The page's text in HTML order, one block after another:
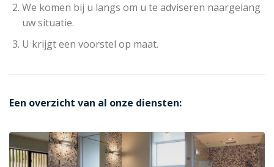
We komen bij u langs om u te adviseren naargelang
uw situatie.
U krijgt een voorstel op maat.
Een overzicht van al onze diensten: